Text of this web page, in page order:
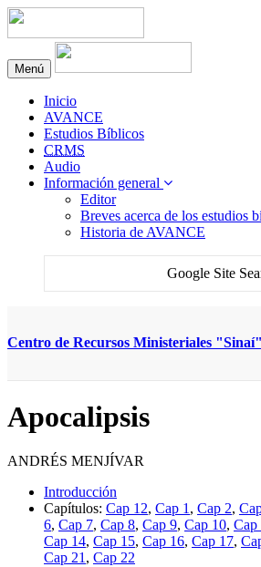
Menú
Inicio
AVANCE
Estudios Bíblicos
CRMS
Audio
Información general
Editor
Breves acerca de los estudios
Historia de AVANCE
Google Site
Centro de Recursos Ministeriales "Sinaí"
Apocalipsis
ANDRÉS MENJÍVAR
Introducción
Capítulos: Cap 12, Cap 1, Cap 2,
6, Cap 7, Cap 8, Cap 9, Cap 10, Cap
Cap 14, Cap 15, Cap 16, Cap 17,
Cap 21, Cap 22